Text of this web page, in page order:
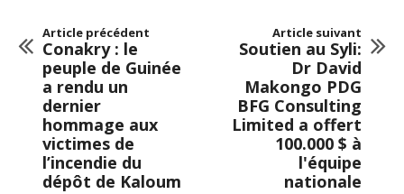
Article précédent
Conakry : le
peuple de Guinée
a rendu un
dernier
hommage aux
victimes de
l’incendie du
dépôt de Kaloum
Article suivant
Soutien au Syli:
Dr David
Makongo PDG
BFG Consulting
Limited a offert
100.000 $ à
l'équipe
nationale